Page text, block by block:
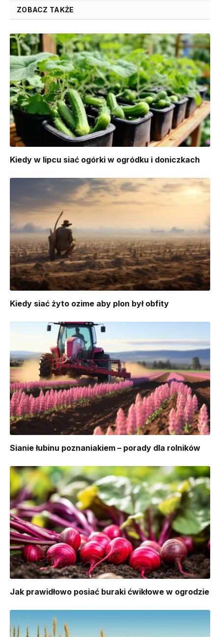
ZOBACZ TAKŻE
Kiedy w lipcu siać ogórki w ogródku i doniczkach
Kiedy siać żyto ozime aby plon był obfity
Sianie łubinu poznaniakiem – porady dla rolników
Jak prawidłowo posiać buraki ćwikłowe w ogrodzie